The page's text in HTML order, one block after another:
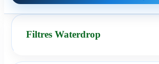
Filtres Waterdrop